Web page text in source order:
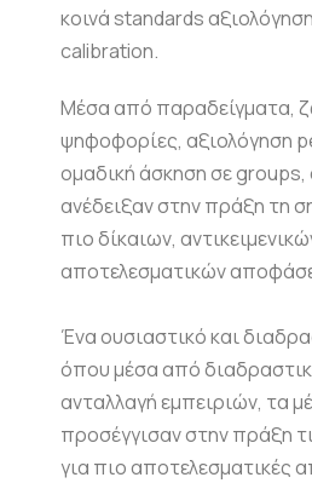
κοινά standards
calibration.
Μέσα από παραδείγματα,
ψηφοφορίες, αξιολόγηση
ομαδική άσκηση σε groups,
ανέδειξαν στην πράξη τη
πιο δίκαιων,
αποτελεσματικών
Ένα ουσιαστικό και
όπου μέσα από
ανταλλαγή εμπειριών, τα
προσέγγισαν στην πράξη
για πιο αποτελεσματικές